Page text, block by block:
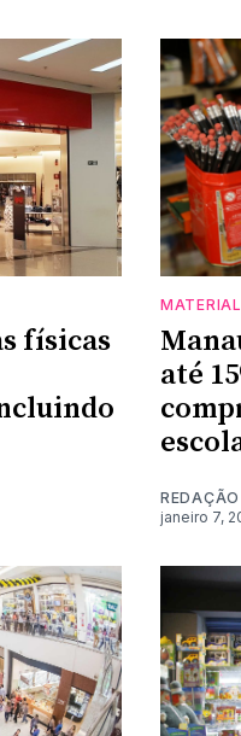
físicas
até
janeiro 7,